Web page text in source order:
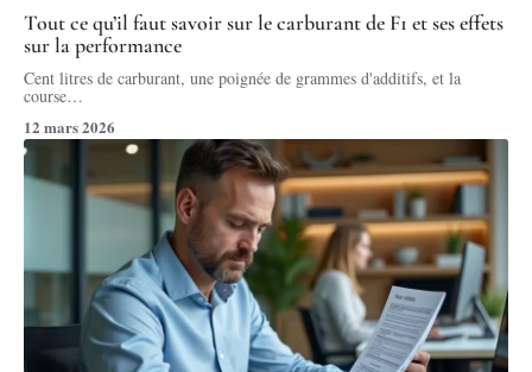
Tout ce qu’il faut savoir sur le carburant de F1 et ses effets
sur la performance
Cent litres de carburant, une poignée de grammes d'additifs, et la
course…
12 mars 2026